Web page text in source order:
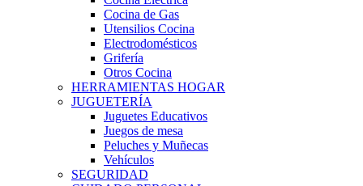
Cocina de Gas
Utensilios Cocina
Electrodomésticos
Grifería
Otros Cocina
HERRAMIENTAS HOGAR
JUGUETERÍA
Juguetes Educativos
Juegos de mesa
Peluches y Muñecas
Vehículos
SEGURIDAD